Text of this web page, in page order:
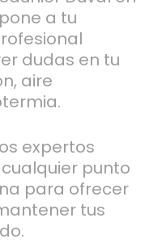
a tu
dudas en tu
aire
expertos
punto
para ofrecer
tus